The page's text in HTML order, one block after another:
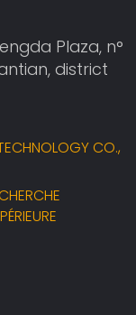
Plaza, n°
district
CO.,